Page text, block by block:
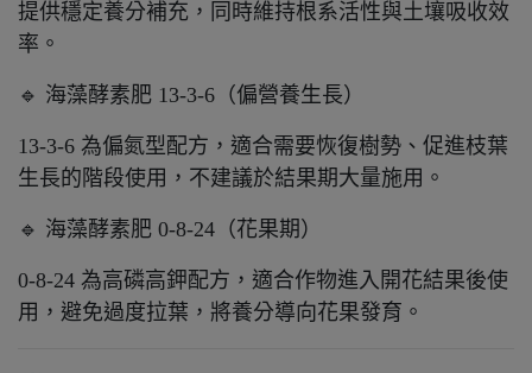
提供穩定養分補充，同時維持根系活性與土壤吸收效
率。
🔹 海藻酵素肥 13-3-6（偏營養生長）
13-3-6 為偏氮型配方，適合需要恢復樹勢、促進枝葉
生長的階段使用，不建議於結果期大量施用。
🔹 海藻酵素肥 0-8-24（花果期）
0-8-24 為高磷高鉀配方，適合作物進入開花結果後使
用，避免過度拉葉，將養分導向花果發育。